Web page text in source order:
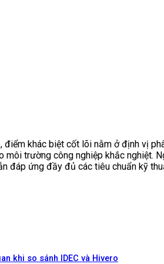
điểm khác biệt cốt lõi nằm ở định vị
môi trường công nghiệp khắc nghiệt.
đáp ứng đầy đủ các tiêu chuẩn kỹ
khi so sánh IDEC và Hivero